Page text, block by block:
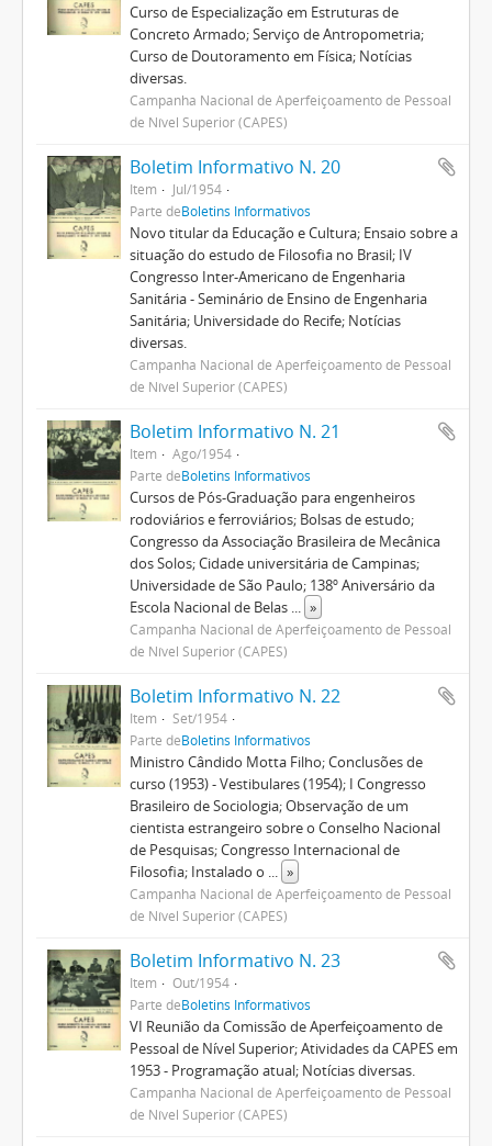
Curso de Especialização em Estruturas de
Concreto Armado; Serviço de Antropometria;
Curso de Doutoramento em Física; Notícias
diversas.
Campanha Nacional de Aperfeiçoamento de Pessoal
de Nível Superior (CAPES)
Boletim Informativo N. 20
Item
Jul/1954
Parte deBoletins Informativos
Novo titular da Educação e Cultura; Ensaio sobre a
situação do estudo de Filosofia no Brasil; IV
Congresso Inter-Americano de Engenharia
Sanitária - Seminário de Ensino de Engenharia
Sanitária; Universidade do Recife; Notícias
diversas.
Campanha Nacional de Aperfeiçoamento de Pessoal
de Nível Superior (CAPES)
Boletim Informativo N. 21
Item
Ago/1954
Parte deBoletins Informativos
Cursos de Pós-Graduação para engenheiros
rodoviários e ferroviários; Bolsas de estudo;
Congresso da Associação Brasileira de Mecânica
dos Solos; Cidade universitária de Campinas;
Universidade de São Paulo; 138º Aniversário da
Escola Nacional de Belas ... »
Campanha Nacional de Aperfeiçoamento de Pessoal
de Nível Superior (CAPES)
Boletim Informativo N. 22
Item
Set/1954
Parte deBoletins Informativos
Ministro Cândido Motta Filho; Conclusões de
curso (1953) - Vestibulares (1954); I Congresso
Brasileiro de Sociologia; Observação de um
cientista estrangeiro sobre o Conselho Nacional
de Pesquisas; Congresso Internacional de
Filosofia; Instalado o ... »
Campanha Nacional de Aperfeiçoamento de Pessoal
de Nível Superior (CAPES)
Boletim Informativo N. 23
Item
Out/1954
Parte deBoletins Informativos
VI Reunião da Comissão de Aperfeiçoamento de
Pessoal de Nível Superior; Atividades da CAPES em
1953 - Programação atual; Notícias diversas.
Campanha Nacional de Aperfeiçoamento de Pessoal
de Nível Superior (CAPES)